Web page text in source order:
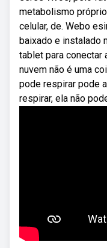
metabolismo
celular, de. Webo
baixado e instalado
tablet para conectar
nuvem não é uma
pode respirar pode
respirar, ela não